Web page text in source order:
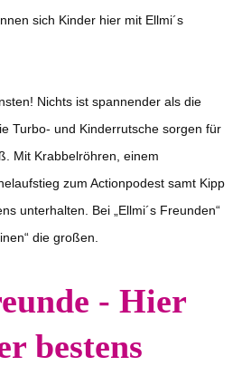
sich Kinder hier mit Ellmi´s
Nichts ist spannender als die
Turbo- und Kinderrutsche sorgen für
Mit Krabbelröhren, einem
zum Actionpodest samt Kipp
unterhalten. Bei „Ellmi´s Freunden“
die großen.
- Hier
bestens